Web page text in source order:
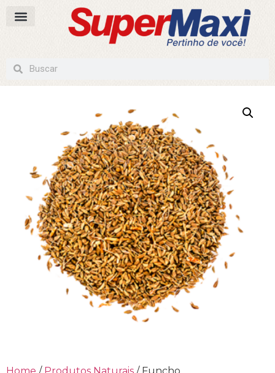
Home / Produtos Naturais / Funcho